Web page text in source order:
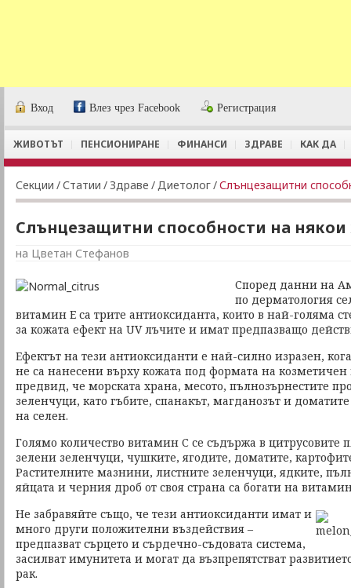
Вход Влез чрез Facebook Регистрация
ЖИВОТЪТ ПЕНСИОНИРАНЕ ФИНАНСИ ЗДРАВЕ КАК ДА
Секции /Статии / Здраве /Диетолог/Слънцезащитни
Слънцезащитни способности на някои
на Цветан Стефанов
Според данни на
по дерматология
витамин Е са трите антиоксиданта, които в най-голяма
за кожата ефект на UV лъчите и имат предпазващо
Ефектът на тези антиоксиданти е най-силно изразен,
не са нанесени върху кожата под формата на козметичен
предвид, че морската храна, месото, пълнозърнестите
зеленчуци, като гъбите, спанакът, магданозът и
на селен.
Голямо количество витамин С се съдържа в цитрусовите
зелени зеленчуци, чушките, ягодите, доматите,
Растителните мазнини, листните зеленчуци, ядките,
яйцата и черния дроб от своя страна са богати на
Не забравяйте също, че тези антиоксиданти имат и
много други положителни въздействия –
предпазват сърцето и сърдечно-съдовата система,
засилват имунитета и могат да възпрепятстват
рак.